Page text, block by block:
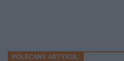
POLECANY ARTYKUŁ: